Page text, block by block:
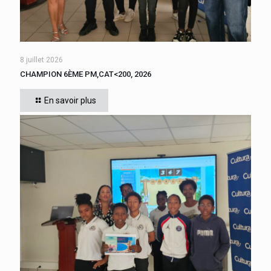
Cette année, tous les élèves de 6ème du collège se sont
affrontés. CADIGNAN Manuel, après une bataille bien
disputée, s’est imposé, le jeudi 4 juin 2026
8 juillet 2026
CHAMPION 6ÈME PM,CAT<200, 2026
En savoir plus